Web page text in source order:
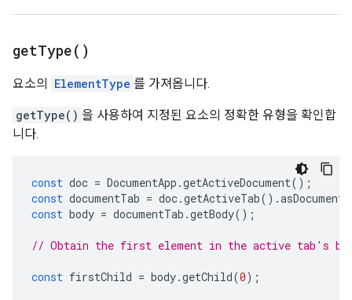
getType( )
요소의 ElementType 를 가져옵니다.
getType() 을 사용하여 지정된 요소의 정확한 유형을 확인합
니다.
const doc = DocumentApp .getActiveDocument();
const documentTab = doc.getActiveTab().
const body = documentTab .getBody();
// Obtain the first element in the active tab's
const firstChild = body.getChild(0);